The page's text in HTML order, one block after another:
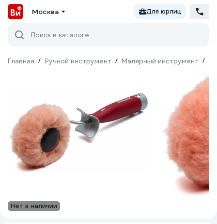
Москва Для юрлиц
Поиск в каталоге
Главная / Ручной инструмент / Малярный инструмент /
Нет в наличии